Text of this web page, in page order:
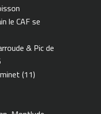
le CAF se
& Pic de
(11)